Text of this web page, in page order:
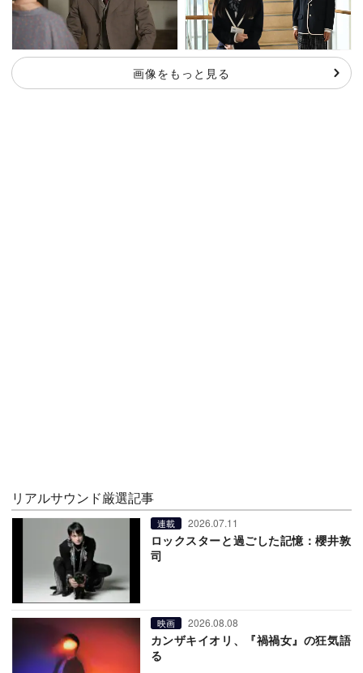
画像をもっと見る
リアルサウンド厳選記事
連載 2026.07.11
ロックスターと過ごした記憶：櫻井敦
司
映画 2026.08.08
カンザキイオリ、『禍禍女』の狂気語
る